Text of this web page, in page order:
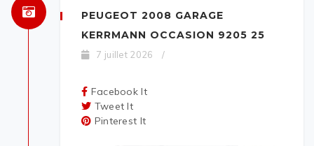
PEUGEOT 2008 GARAGE
KERRMANN OCCASION 9205 25
7 juillet 2026 /
Facebook It
Tweet It
Pinterest It